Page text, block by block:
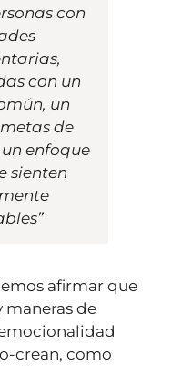
con
con un
un
de
enfoque
sienten
afirmar que
maneras de
crean, como